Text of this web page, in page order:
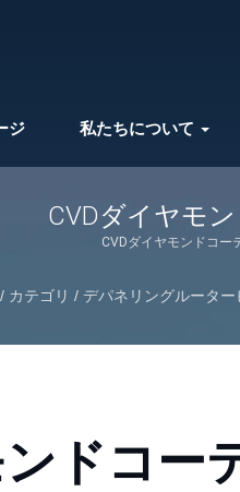
ジ 私たちについて
CVDダイヤモ
CVDダイヤモンドコー
/ カテゴリ / デパネリングルーター
ドコー